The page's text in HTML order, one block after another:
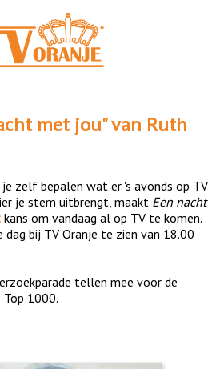
met jou" van Ruth
je zelf bepalen wat er 's avonds op TV
je stem uitbrengt, maakt Een nacht
kans om vandaag al op TV te komen.
dag bij TV Oranje te zien van 18.00
tellen mee voor de
1000.